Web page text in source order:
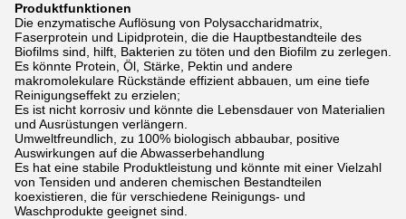
Produktfunktionen
Die enzymatische Auflösung von Polysaccharidmatrix,
Faserprotein und Lipidprotein, die die Hauptbestandteile des
Biofilms sind, hilft, Bakterien zu töten und den Biofilm zu zerlegen.
Es könnte Protein, Öl, Stärke, Pektin und andere
makromolekulare Rückstände effizient abbauen, um eine tiefe
Reinigungseffekt zu erzielen;
Es ist nicht korrosiv und könnte die Lebensdauer von Materialien
und Ausrüstungen verlängern.
Umweltfreundlich, zu 100% biologisch abbaubar, positive
Auswirkungen auf die Abwasserbehandlung
Es hat eine stabile Produktleistung und könnte mit einer Vielzahl
von Tensiden und anderen chemischen Bestandteilen
koexistieren, die für verschiedene Reinigungs- und
Waschprodukte geeignet sind.